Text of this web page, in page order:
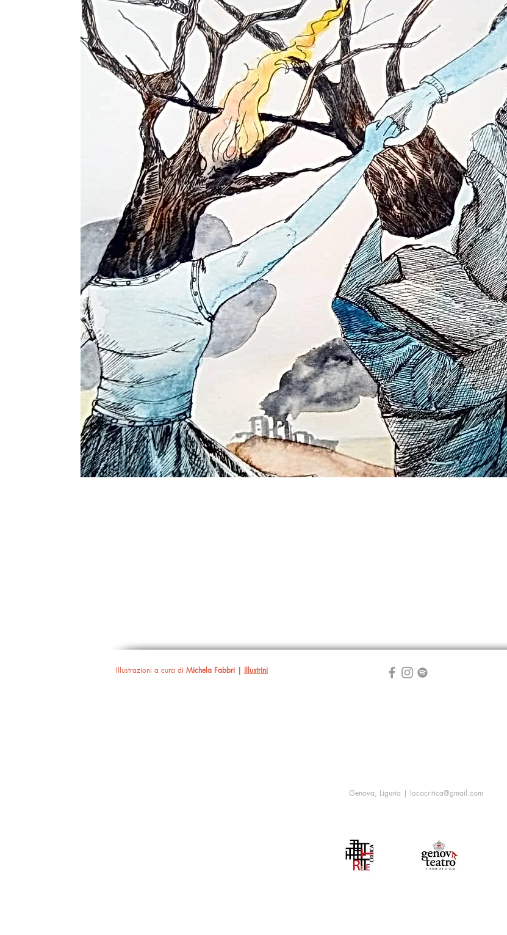
Illustrazioni a cura di Michela Fabbri | Illustrini
Genova, Liguria | locacritica@gmail.com